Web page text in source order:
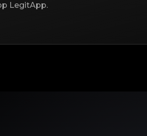
LegitApp.